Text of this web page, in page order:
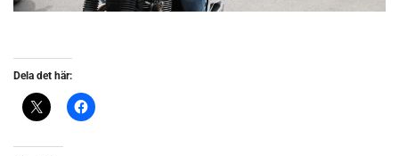
Dela det här: